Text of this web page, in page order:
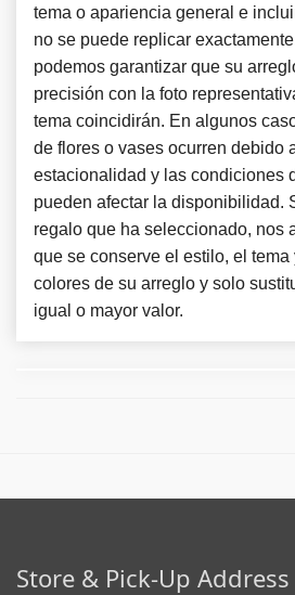
tema o apariencia general e
no se puede replicar
podemos garantizar que su
precisión con la foto
tema coincidirán. En algunos
de flores o vases ocurren debido
estacionalidad y las condiciones
pueden afectar la disponibilidad.
regalo que ha seleccionado, nos
que se conserve el estilo, el
colores de su arreglo y solo
igual o mayor valor.
Store & Pick-Up Address